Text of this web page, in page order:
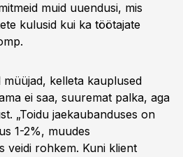
muid uuendusi, mis
kulusid kui ka töötajate
kelleta kauplused
ei saa, suuremat palka, aga
„Toidu jaekaubanduses on
1-2%, muudes
veidi rohkem. Kuni klient